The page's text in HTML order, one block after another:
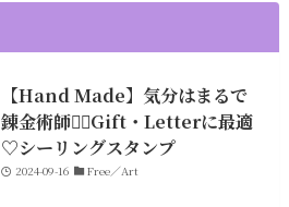
【Hand Made】気分はまるで
錬金術師🧙‍♀️Gift・Letterに最適
♡シーリングスタンプ
2024-09-16 Free／Art